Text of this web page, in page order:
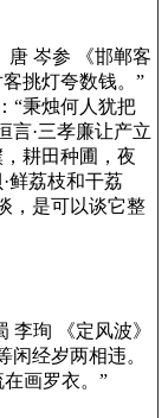
唐 岑参 《邯郸客
挑灯夸数钱。”
“秉烛何人犹把
言·三孝廉让产立
耕田种圃，夜
鲜荔枝和干荔
，是可以谈它整
李珣 《定风波》
闲经岁两相违。
画罗衣。”